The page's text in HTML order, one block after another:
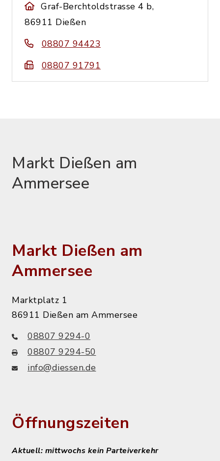
Graf-Berchtoldstrasse 4 b,
86911 Dießen
08807 94423
08807 91791
Markt Dießen am
Ammersee
Markt Dießen am
Ammersee
Marktplatz 1
86911 Dießen am Ammersee
08807 9294-0
08807 9294-50
info@diessen.de
Öffnungszeiten
Aktuell: mittwochs kein Parteiverkehr